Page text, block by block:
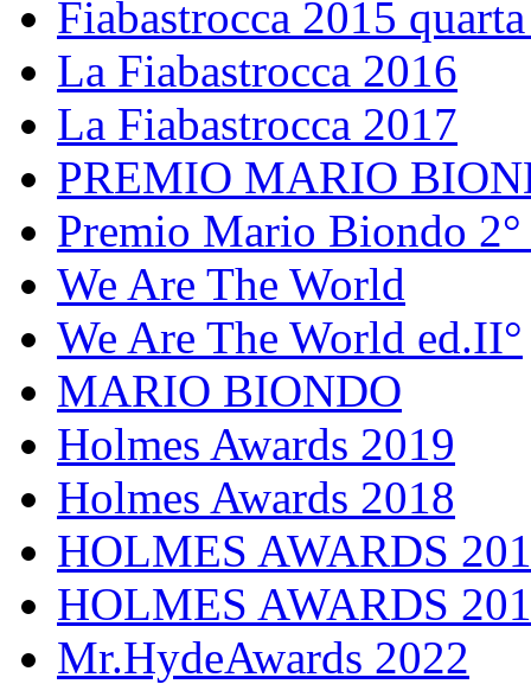
Fiabastrocca 2015
La Fiabastrocca 2016
La Fiabastrocca 2017
PREMIO MARIO
Premio Mario Biondo
We Are The World
We Are The World ed.II°
MARIO BIONDO
Holmes Awards 2019
Holmes Awards 2018
HOLMES AWARDS
HOLMES AWARDS
Mr.HydeAwards 2022